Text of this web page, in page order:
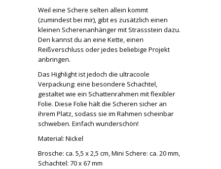
Weil eine Schere selten allein kommt
(zumindest bei mir), gibt es zusätzlich einen
kleinen Scherenanhänger mit Strassstein dazu.
Den kannst du an eine Kette, einen
Reißverschluss oder jedes beliebige Projekt
anbringen.
Das Highlight ist jedoch die ultracoole
Verpackung: eine besondere Schachtel,
gestaltet wie ein Schattenrahmen mit flexibler
Folie. Diese Folie hält die Scheren sicher an
ihrem Platz, sodass sie im Rahmen scheinbar
schweben. Einfach wunderschön!
Material: Nickel
Brosche: ca. 5,5 x 2,5 cm, Mini Schere: ca. 20 mm,
Schachtel: 70 x 67 mm